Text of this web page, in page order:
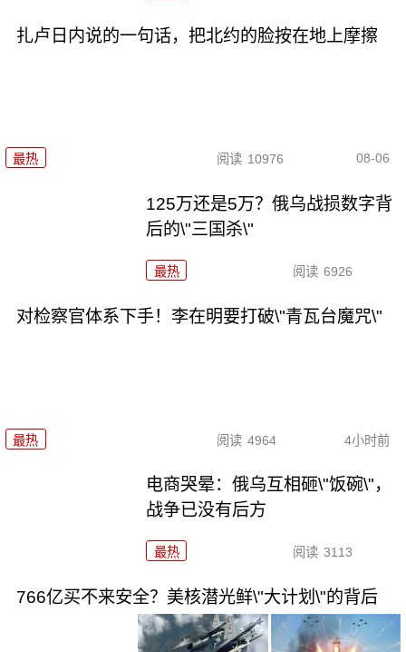
扎卢日内说的一句话，把北约的脸按在地上摩擦
最热 阅读 10976 08-06
125万还是5万？俄乌战损数字背
后的\"三国杀\"
最热 阅读 6926
对检察官体系下手！李在明要打破\"青瓦台魔咒\"
最热 阅读 4964 4小时前
电商哭晕：俄乌互相砸\"饭碗\"，
战争已没有后方
最热 阅读 3113
766亿买不来安全？美核潜光鲜\"大计划\"的背后